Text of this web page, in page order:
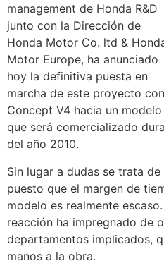
management de Honda R&D
junto con la Dirección de
Honda Motor Co. ltd &
Motor Europe, ha anunciado
hoy la definitiva puesta en
marcha de este proyecto
Concept V4 hacia un
que será comercializado
del año 2010.
Sin lugar a dudas se trata
puesto que el margen de
modelo es realmente
reacción ha impregnado de
departamentos implicados,
manos a la obra.